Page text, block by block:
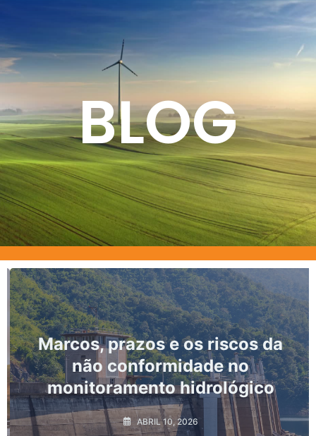
BLOG
Marcos, prazos e os riscos da
não conformidade no
monitoramento hidrológico
ABRIL 10, 2026